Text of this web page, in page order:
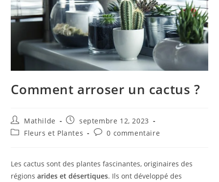
Comment arroser un cactus ?
Mathilde
septembre 12, 2023
Fleurs et Plantes
0 commentaire
Les cactus sont des plantes fascinantes, originaires des
régionsarides et désertiques. Ils ont développé des